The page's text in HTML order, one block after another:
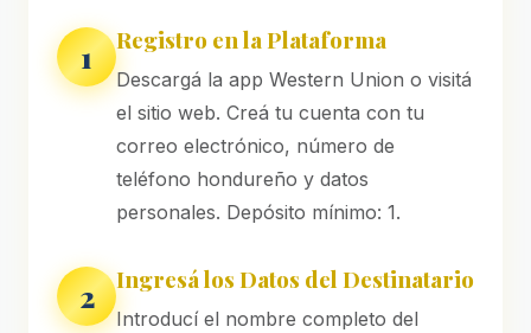
1 Registro en la Plataforma
Descargá la app Western Union o visitá
el sitio web. Creá tu cuenta con tu
correo electrónico, número de
teléfono hondureño y datos
personales. Depósito mínimo: 1.
2 Ingresá los Datos del Destinatario
Introducí el nombre completo del